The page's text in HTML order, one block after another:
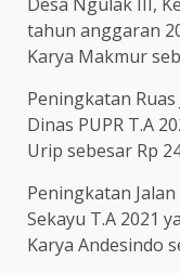
tahun anggaran
Karya Makmur
Peningkatan
Dinas PUPR T.A
Urip sebesar Rp
Peningkatan
Sekayu T.A 2021
Karya Andesindo